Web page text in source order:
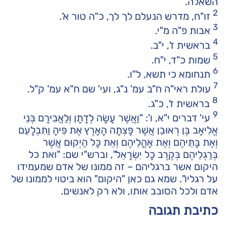
2זו"ח, מדרש הנעלם לך לך, כ"ה טור א'.
3אבות פ"ה מ"י.
4בראשית ז', י"ב.
5שמות כ"ד, י"ח.
6תנחומא כי תשא, ל"ו.
7 עולת ראי"ה ח"ב עמ' נ"ג, ועי' שם ח"א עמ' ק"ל.
8 בראשית ז', כ"ג.
9עי' דברים י"א, ו': "וַאֲשֶׁר עָשָׂה לְדָתָן וְלַאֲבִירָם בְּנֵי
אֱלִיאָב בֶּן רְאוּבֵן אֲשֶׁר פָּצְתָה הָאָרֶץ אֶת פִּיהָ וַתִּבְלָעֵם
וְאֶת בָּתֵּיהֶם וְאֶת אָהֳלֵיהֶם וְאֵת כָּל הַיְקוּם אֲשֶׁר
בְּרַגְלֵיהֶם בְּקֶרֶב כָּל יִשְׂרָאֵל", וברש"י שם: "ואת כל
היקום אשר ברגליהם – זה ממונו של אדם שמעמידו
על רגליו". שמא גם כאן "היקום" הוא ביטוי לממונו של
אדם ולכל הסובב אותו, ולא רק לאנשים.
כתיבת תגובה